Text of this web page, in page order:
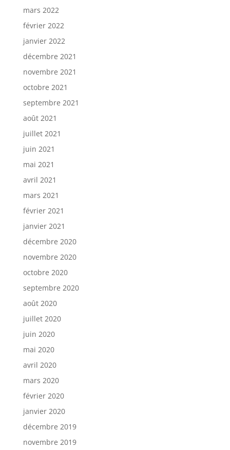
mars 2022
février 2022
janvier 2022
décembre 2021
novembre 2021
octobre 2021
septembre 2021
août 2021
juillet 2021
juin 2021
mai 2021
avril 2021
mars 2021
février 2021
janvier 2021
décembre 2020
novembre 2020
octobre 2020
septembre 2020
août 2020
juillet 2020
juin 2020
mai 2020
avril 2020
mars 2020
février 2020
janvier 2020
décembre 2019
novembre 2019